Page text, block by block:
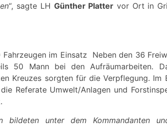
“, sagte LH Günther Platter vor Ort in
im Einsatz Neben den 36
50 Mann bei den Aufräumarbeiten.
Kreuzes sorgten für die Verpflegung.
Referate Umwelt/Anlagen und
bildeten unter dem Kommandanten